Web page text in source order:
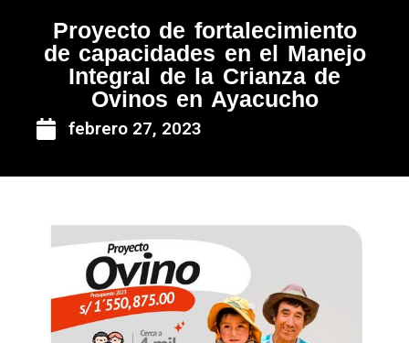
Proyecto de fortalecimiento
de capacidades en el Manejo
Integral de la Crianza de
Ovinos en Ayacucho
febrero 27, 2023